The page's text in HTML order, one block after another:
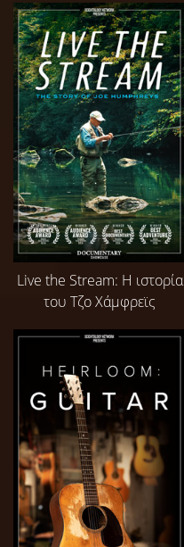
Live the Stream: Η ιστορία
του Τζο Χάμφρεϊς